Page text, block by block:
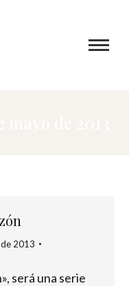
2013
será una serie